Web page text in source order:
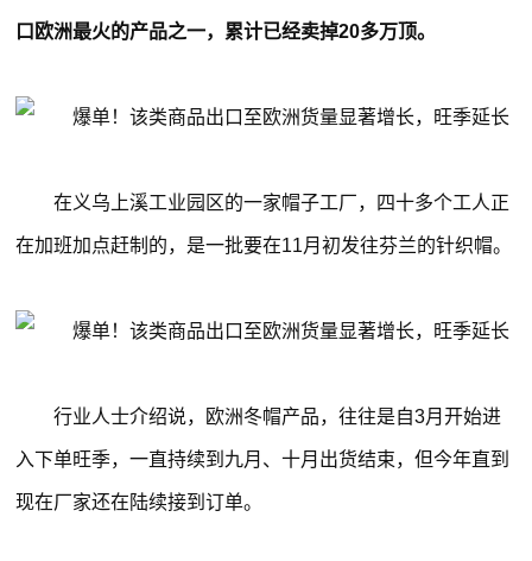
口欧洲最火的产品之一，累计已经卖掉20多万顶。
在义乌上溪工业园区的一家帽子工厂，四十多个工人正
在加班加点赶制的，是一批要在11月初发往芬兰的针织帽。
行业人士介绍说，欧洲冬帽产品，往往是自3月开始进
入下单旺季，一直持续到九月、十月出货结束，但今年直到
现在厂家还在陆续接到订单。